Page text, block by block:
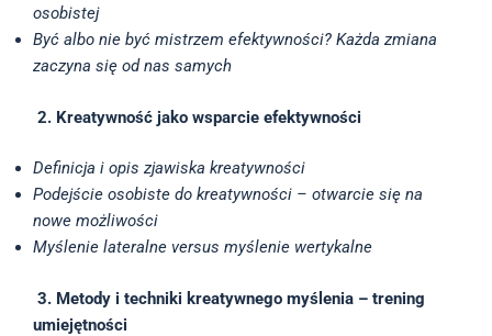
osobistej
Być albo nie być mistrzem efektywności? Każda zmiana
zaczyna się od nas samych
2. Kreatywność jako wsparcie efektywności
Definicja i opis zjawiska kreatywności
Podejście osobiste do kreatywności – otwarcie się na
nowe możliwości
Myślenie lateralne versus myślenie wertykalne
3. Metody i techniki kreatywnego myślenia – trening
umiejętności